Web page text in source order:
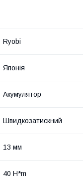
Ryobi
Японія
Акумулятор
Швидкозатискний
13 мм
40 H*m